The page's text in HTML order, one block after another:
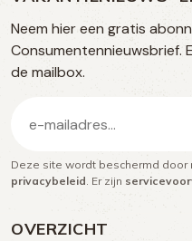
OVERZICHT
social
media
Neem hier een gratis
Consumentennieuwsbrief.
de mailbox.
mailadres
(Vereist)
Deze site wordt beschermd door
privacybeleid . Er zijn